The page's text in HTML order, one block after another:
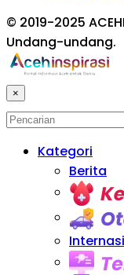
© 2019-2025
Undang-undang.
×
Kategori
Berita